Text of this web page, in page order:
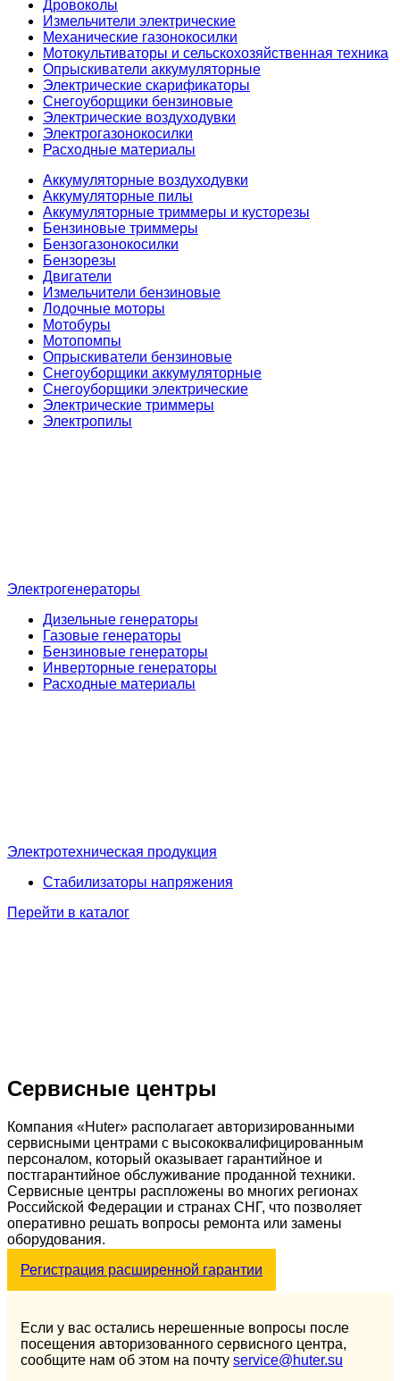
Дровоколы
Измельчители электрические
Механические газонокосилки
Мотокультиваторы и сельскохозяйственная техника
Опрыскиватели аккумуляторные
Электрические скарификаторы
Снегоуборщики бензиновые
Электрические воздуходувки
Электрогазонокосилки
Расходные материалы
Аккумуляторные воздуходувки
Аккумуляторные пилы
Аккумуляторные триммеры и кусторезы
Бензиновые триммеры
Бензогазонокосилки
Бензорезы
Двигатели
Измельчители бензиновые
Лодочные моторы
Мотобуры
Мотопомпы
Опрыскиватели бензиновые
Снегоуборщики аккумуляторные
Снегоуборщики электрические
Электрические триммеры
Электропилы
Электрогенераторы
Дизельные генераторы
Газовые генераторы
Бензиновые генераторы
Инверторные генераторы
Расходные материалы
Электротехническая продукция
Стабилизаторы напряжения
Перейти в каталог
Сервисные центры
Компания «Huter» располагает авторизированными
сервисными центрами с высококвалифицированным
персоналом, который оказывает гарантийное и
постгарантийное обслуживание проданной техники.
Сервисные центры распложены во многих регионах
Российской Федерации и странах СНГ, что позволяет
оперативно решать вопросы ремонта или замены
оборудования.
Регистрация расширенной гарантии
Если у вас остались нерешенные вопросы после
посещения авторизованного сервисного центра,
сообщите нам об этом на почту service@huter.su